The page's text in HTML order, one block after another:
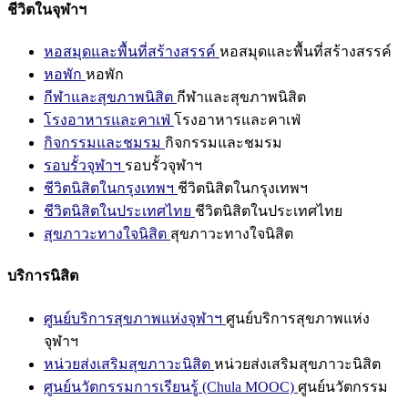
ชีวิตในจุฬาฯ
หอสมุดและพื้นที่สร้างสรรค์ หอสมุดและพื้นที่สร้างสรรค์
หอพัก หอพัก
กีฬาและสุขภาพนิสิต กีฬาและสุขภาพนิสิต
โรงอาหารและคาเฟ่ โรงอาหารและคาเฟ่
กิจกรรมและชมรม กิจกรรมและชมรม
รอบรั้วจุฬาฯ รอบรั้วจุฬาฯ
ชีวิตนิสิตในกรุงเทพฯ ชีวิตนิสิตในกรุงเทพฯ
ชีวิตนิสิตในประเทศไทย ชีวิตนิสิตในประเทศไทย
สุขภาวะทางใจนิสิต สุขภาวะทางใจนิสิต
บริการนิสิต
ศูนย์บริการสุขภาพแห่งจุฬาฯ ศูนย์บริการสุขภาพแห่ง
จุฬาฯ
หน่วยส่งเสริมสุขภาวะนิสิต หน่วยส่งเสริมสุขภาวะนิสิต
ศูนย์นวัตกรรมการเรียนรู้ (Chula MOOC) ศูนย์นวัตกรรม